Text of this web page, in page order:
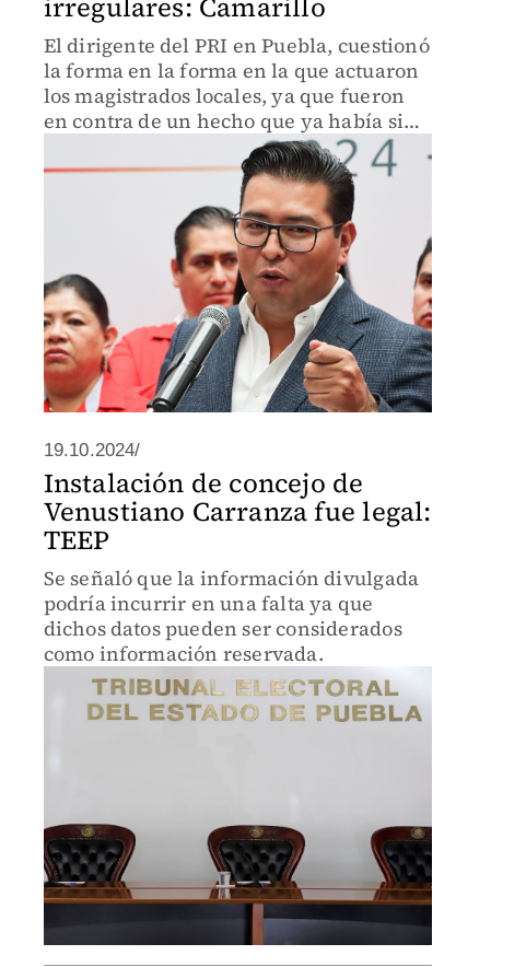
El dirigente del PRI en Puebla, cuestionó
la forma en la forma en la que actuaron
los magistrados locales, ya que fueron
en contra de un hecho que ya había sido
juzgado por parte de una instancia
federal.
19.10.2024/
Instalación de concejo de
Venustiano Carranza fue legal:
TEEP
Se señaló que la información divulgada
podría incurrir en una falta ya que
dichos datos pueden ser considerados
como información reservada.